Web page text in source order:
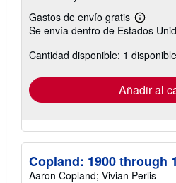
Gastos de envío gratis
Más
las
tarifas
envío
Se envía dentro de Estados
Cantidad disponible: 1
Añadir al
Copland: 1900 through
Aaron Copland; Vivian Perlis